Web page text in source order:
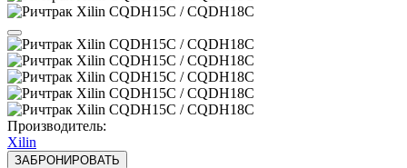
Производитель:
Xilin
ЗАБРОНИРОВАТЬ